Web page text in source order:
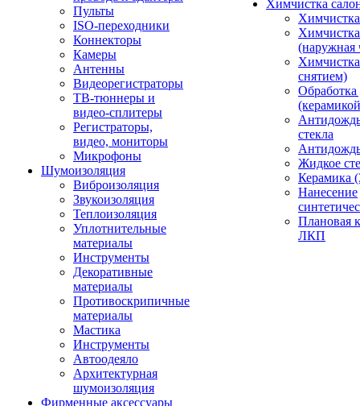
Пульты
ISO-переходники
Коннекторы
Камеры
Антенны
Видеорегистраторы
ТВ-тюннеры и
видео-сплитеры
Регистраторы,
видео, мониторы
Микрофоны
Шумоизоляция
Виброизоляция
Звукоизоляция
Теплоизоляция
Уплотнительные
материалы
Инструменты
Декоративные
материалы
Противоскрипичные
материалы
Мастика
Инструменты
Автоодеяло
Архитектурная
шумоизоляция
Фирменные аксессуары
Химчистка
(наружная
снятием)
Обработка
стекла
Жидкое
Керамика
Нанесение
Плановая
ЛКП